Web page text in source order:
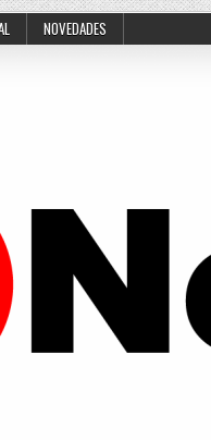
NOVEDADES